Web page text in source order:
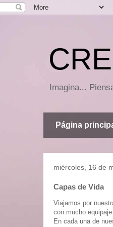
Imagina...
Página
miércoles, 16 de
Capas de Vida
Viajamos por
con mucho equipaje.
En cada una de